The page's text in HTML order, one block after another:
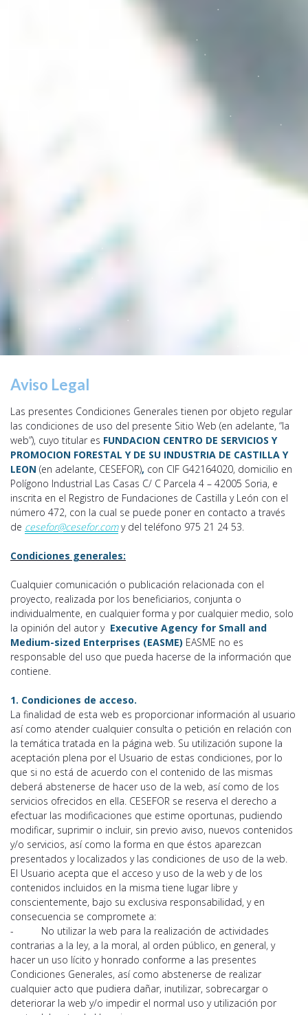
Aviso Legal
Las presentes Condiciones Generales tienen por objeto regular
las condiciones de uso del presente Sitio Web (en adelante, “la
web”), cuyo titular es FUNDACION CENTRO DE SERVICIOS Y
PROMOCION FORESTAL Y DE SU INDUSTRIA DE CASTILLA Y
LEON (en adelante, CESEFOR), con CIF G42164020, domicilio en
Polígono Industrial Las Casas C/ C Parcela 4 – 42005 Soria, e
inscrita en el Registro de Fundaciones de Castilla y León con el
número 472, con la cual se puede poner en contacto a través
de cesefor@cesefor.com y del teléfono 975 21 24 53.
Condiciones generales:
Cualquier comunicación o publicación relacionada con el
proyecto, realizada por los beneficiarios, conjunta o
individualmente, en cualquier forma y por cualquier medio, solo
la opinión del autor y Executive Agency for Small and
Medium-sized Enterprises (EASME) EASME no es
responsable del uso que pueda hacerse de la información que
contiene.
1. Condiciones de acceso.
La finalidad de esta web es proporcionar información al usuario
así como atender cualquier consulta o petición en relación con
la temática tratada en la página web. Su utilización supone la
aceptación plena por el Usuario de estas condiciones, por lo
que si no está de acuerdo con el contenido de las mismas
deberá abstenerse de hacer uso de la web, así como de los
servicios ofrecidos en ella. CESEFOR se reserva el derecho a
efectuar las modificaciones que estime oportunas, pudiendo
modificar, suprimir o incluir, sin previo aviso, nuevos contenidos
y/o servicios, así como la forma en que éstos aparezcan
presentados y localizados y las condiciones de uso de la web.
El Usuario acepta que el acceso y uso de la web y de los
contenidos incluidos en la misma tiene lugar libre y
conscientemente, bajo su exclusiva responsabilidad, y en
consecuencia se compromete a:
- No utilizar la web para la realización de actividades
contrarias a la ley, a la moral, al orden público, en general, y
hacer un uso lícito y honrado conforme a las presentes
Condiciones Generales, así como abstenerse de realizar
cualquier acto que pudiera dañar, inutilizar, sobrecargar o
deteriorar la web y/o impedir el normal uso y utilización por